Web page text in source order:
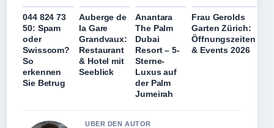
044 824 73
50: Spam
oder
Swisscom?
So
erkennen
Sie Betrug
Auberge de
la Gare
Grandvaux:
Restaurant
& Hotel mit
Seeblick
Anantara
The Palm
Dubai
Resort – 5-
Sterne-
Luxus auf
der Palm
Jumeirah
Frau Gerolds
Garten Zürich:
Öffnungszeiten
& Events 2026
UBER DEN AUTOR